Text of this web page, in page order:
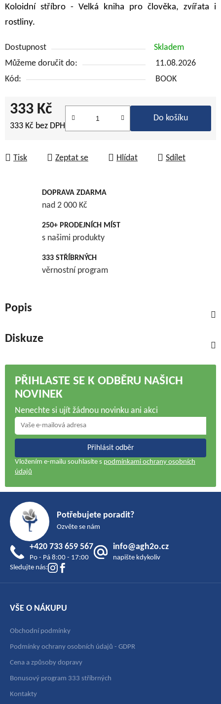
Koloidní stříbro - Velká kniha pro člověka, zvířata i
rostliny.
Dostupnost
Skladem
Můžeme doručit do:
11.08.2026
Kód:
BOOK
333 Kč
333 Kč bez DPH
Do košíku
Tisk Zeptat se Hlídat Sdílet
DOPRAVA ZDARMA
nad 2 000 Kč
250+ PRODEJNÍCH MÍST
s našimi produkty
333 STŘÍBRNÝCH
věrnostní program
Popis
Diskuze
PŘIHLASTE SE K ODBĚRU NAŠICH
NOVINEK
Nenechte si ujít žádnou novinku ani akci
Přihlásit odběr
Vložením e-mailu souhlasíte s podmínkami ochrany osobních
údajů
Potřebujete poradit?
Ozvěte se nám
+420 733 659 567
Po - Pá 8:00 - 17:00
info@agh2o.cz
napište kdykoliv
Sledujte nás:
VŠE O NÁKUPU
Obchodní podmínky
Podmínky ochrany osobních údajů - GDPR
Cena a způsoby dopravy
Bonusový program 333 stříbrných
Kontakty